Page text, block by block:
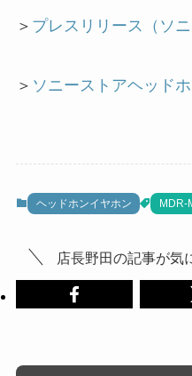
＞ プレスリリース（ソ
＞ ソニーストアヘッド
ヘッドホンイヤホン MDR-
店長野田の記事が気